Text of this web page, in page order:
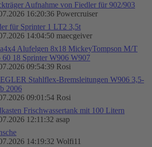
Aufnahme von Fiedler für 902/903
16:20:36 Powercruiser
für Sprinter 1 LT2 3,5t
14:04:50 maecgeiver
Alufelgen 8x18 MickeyTompson M/T
60 18 Sprinter W906 W907
09:54:39 Rosi
Stahlflex-Bremsleitungen W906 3,5-
2006
09:01:54 Rosi
Frischwassertank mit 100 Litern
12:11:32 asap
14:19:32 Wolfi11